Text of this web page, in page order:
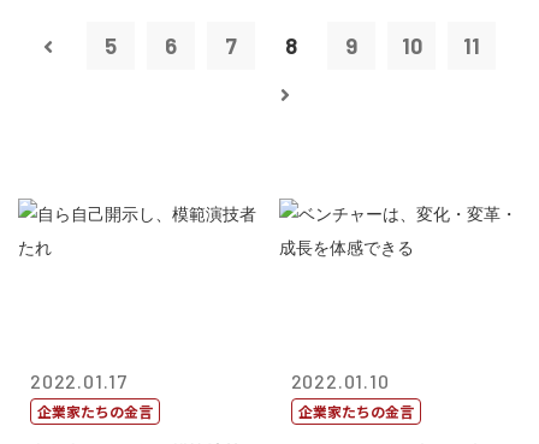
5 6 7 8 9 10 11
2022.01.17
企業家たちの金言
2022.01.10
企業家たちの金言